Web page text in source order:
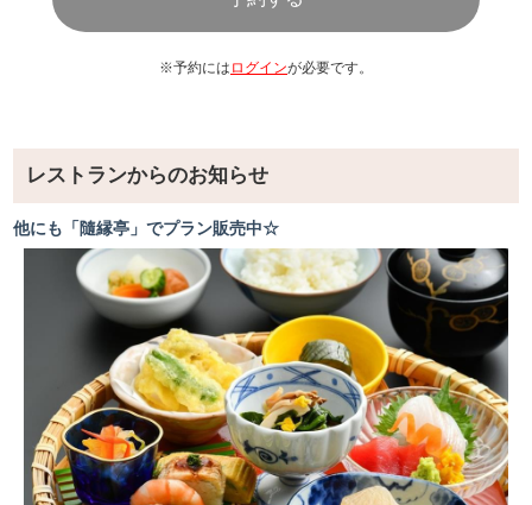
※予約には ログインが必要です。
レストランからのお知らせ
他にも「隨縁亭」でプラン販売中☆